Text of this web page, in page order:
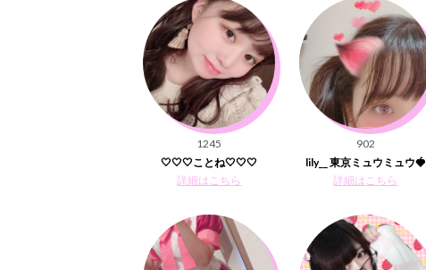
1245
🤍🤍🤍ことね🤍🤍🤍
詳細はこちら
902
lily__ 東京ミュウミュウ🍓
詳細はこちら